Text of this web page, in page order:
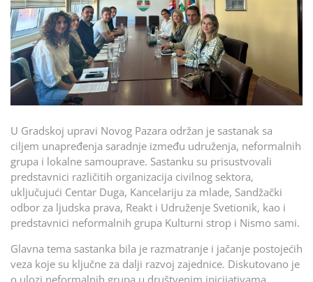
U Gradskoj upravi Novog Pazara održan je sastanak sa
ciljem unapređenja saradnje između udruženja, neformalnih
grupa i lokalne samouprave. Sastanku su prisustvovali
predstavnici različitih organizacija civilnog sektora,
uključujući Centar Duga, Kancelariju za mlade, Sandžački
odbor za ljudska prava, Reakt i Udruženje Svetionik, kao i
predstavnici neformalnih grupa Kulturni strop i Nismo sami.
Glavna tema sastanka bila je razmatranje i jačanje postojećih
veza koje su ključne za dalji razvoj zajednice. Diskutovano je
o ulozi neformalnih grupa u društvenim inicijativama,